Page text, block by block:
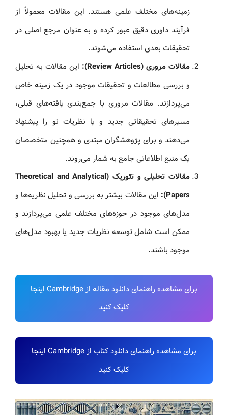
زمینه‌های مختلف علمی هستند. این مقالات معمولاً از
فرآیند داوری دقیق عبور کرده و به عنوان مرجع اصلی در
تحقیقات بعدی استفاده می‌شوند.
مقالات مروری (Review Articles):
این مقالات به تحلیل
و بررسی مطالعات و تحقیقات موجود در یک زمینه خاص
می‌پردازند. مقالات مروری با جمع‌بندی یافته‌های قبلی،
مسیرهای تحقیقاتی جدید و یا نظریات نو را پیشنهاد
می‌دهند و برای پژوهشگران مبتدی و همچنین متخصصان
یک منبع اطلاعاتی جامع به شمار می‌روند.
مقالات تحلیلی و تئوریک (Theoretical and Analytical
Papers):
این مقالات بیشتر به بررسی و تحلیل نظریه‌ها و
مدل‌های موجود در حوزه‌های مختلف علمی می‌پردازند و
ممکن است شامل توسعه نظریات جدید یا بهبود مدل‌های
موجود باشند.
برای مشاهده راهنمای دانلود مقاله از Cambridge اینجا
کلیک کنید
برای مشاهده راهنمای دانلود کتاب از Cambridge اینجا
کلیک کنید